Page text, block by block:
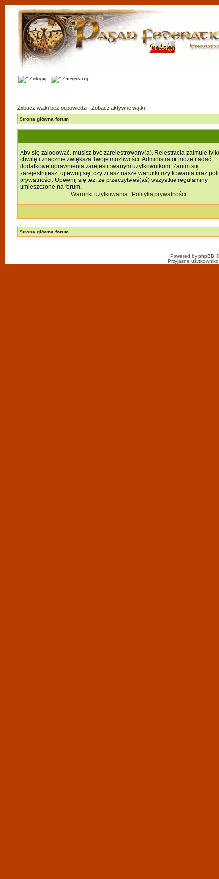
Zaloguj Zarejestruj
Zobacz wątki bez odpowiedzi | Zobacz aktywne wątki
Strona główna forum
Aby się zalogować, musisz być zarejestrowany(a). Rejestracja zajmuje
chwilę i znacznie zwiększa Twoje możliwości. Administrator może nadać
dodatkowe uprawnienia zarejestrowanym użytkownikom. Zanim się
zarejestrujesz, upewnij się, czy znasz nasze warunki użytkowania oraz
prywatności. Upewnij się też, że przeczytałeś(aś) wszystkie regulaminy
umieszczone na forum.
Warunki użytkowania| Polityka prywatności
Strona główna forum
Powered by phpBB
Przyjazne